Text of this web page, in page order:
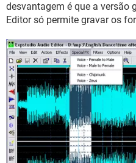
desvantagem é que a versão
Editor só permite gravar os